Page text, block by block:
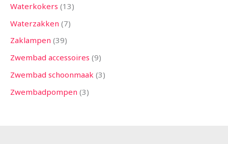
Waterkokers 13
Waterzakken 7
Zaklampen 39
Zwembad accessoires 9
Zwembad schoonmaak 3
Zwembadpompen 3